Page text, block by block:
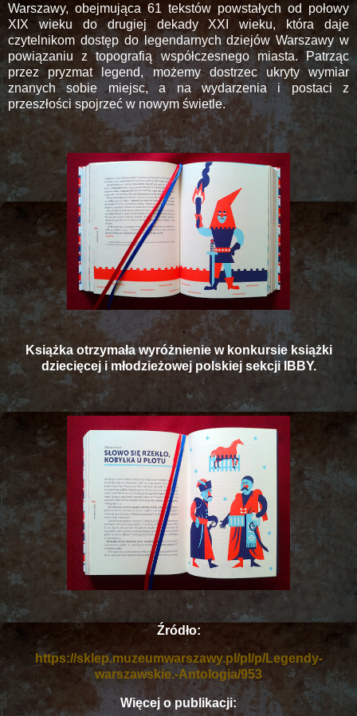
Warszawy, obejmująca 61 tekstów powstałych od połowy
XIX wieku do drugiej dekady XXI wieku, która daje
czytelnikom dostęp do legendarnych dziejów Warszawy w
powiązaniu z topografią współczesnego miasta. Patrząc
przez pryzmat legend, możemy dostrzec ukryty wymiar
znanych sobie miejsc, a na wydarzenia i postaci z
przeszłości spojrzeć w nowym świetle.
Książka otrzymała wyróżnienie w konkursie książki
dziecięcej i młodzieżowej polskiej sekcji IBBY.
Źródło:
https://sklep.muzeumwarszawy.pl/pl/p/Legendy-
warszawskie.-Antologia/953
Więcej o publikacji: